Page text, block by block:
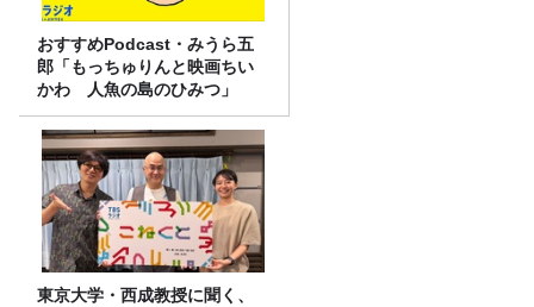
おすすめPodcast・みうら五
郎「もっちゅりんと映画ちい
かわ 人魚の島のひみつ」
東京大学・西成教授に聞く、